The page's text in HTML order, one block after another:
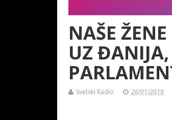
NAŠE
UZ ĐANIJA,
Svetski Radio 26/01/2019